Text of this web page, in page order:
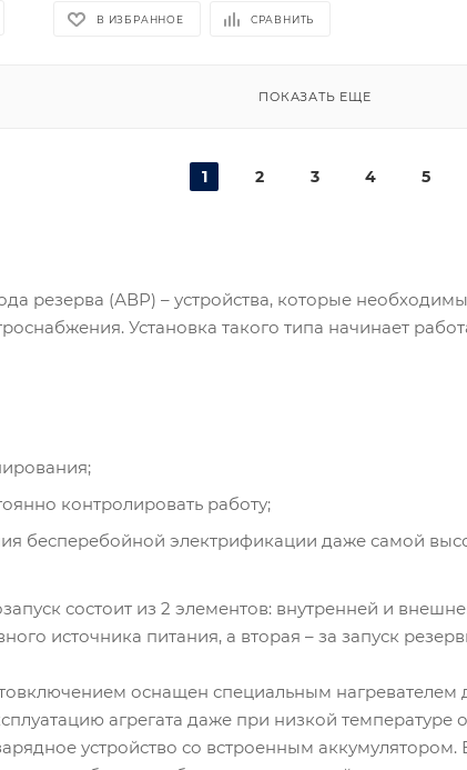
В ИЗБРАННОЕ СРАВНИТЬ
ПОКАЗАТЬ ЕЩЕ
1 2 3 4 5
резерва (АВР) – устройства, которые
Установка такого типа начинает
контролировать работу;
бесперебойной электрификации даже самой
состоит из 2 элементов: внутренней и
источника питания, а вторая – за запуск
оснащен специальным
агрегата даже при низкой
устройство со встроенным